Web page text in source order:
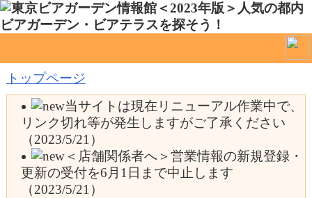
トップページ
当サイトは現在リニューアル作業中で、
リンク切れ等が発生しますがご了承ください
（2023/5/21）
＜店舗関係者へ＞営業情報の新規登録・
更新の受付を6月1日まで中止します
（2023/5/21）